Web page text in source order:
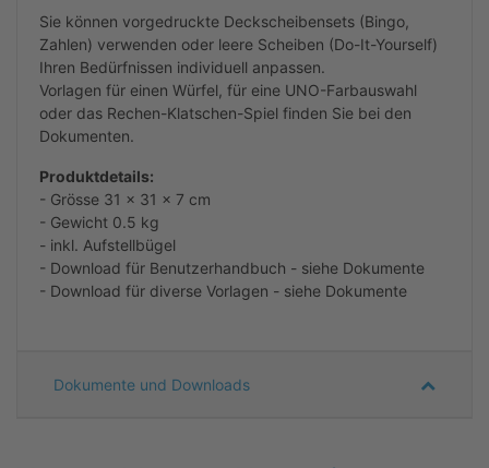
Sie können vorgedruckte Deckscheibensets (Bingo,
Zahlen) verwenden oder leere Scheiben (Do-It-Yourself)
Ihren Bedürfnissen individuell anpassen.
Vorlagen für einen Würfel, für eine UNO-Farbauswahl
oder das Rechen-Klatschen-Spiel finden Sie bei den
Dokumenten.
Produktdetails:
- Grösse 31 x 31 x 7 cm
- Gewicht 0.5 kg
- inkl. Aufstellbügel
- Download für Benutzerhandbuch - siehe Dokumente
- Download für diverse Vorlagen - siehe Dokumente
Dokumente und Downloads